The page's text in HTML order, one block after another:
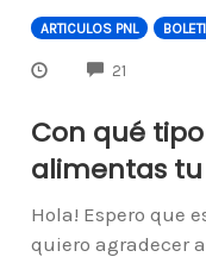
ARTICULOS PNL
21
Con qué
alimentas
Hola! Espero que
quiero agradecer